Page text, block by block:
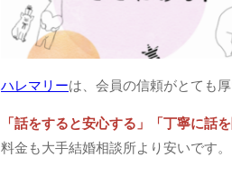
ハレマリーは、会員の信頼がとても
「話をすると安心する」「丁寧に話
料金も大手結婚相談所より安いです。